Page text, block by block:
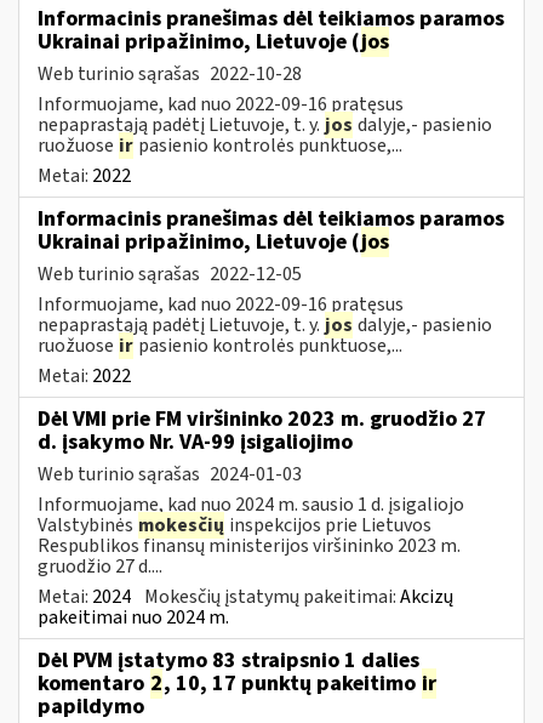
Informacinis pranešimas dėl teikiamos paramos
Ukrainai pripažinimo, Lietuvoje (jos
Web turinio sąrašas 2022-10-28
Informuojame, kad nuo 2022-09-16 pratęsus
nepaprastąją padėtį Lietuvoje, t. y. jos dalyje,- pasienio
ruožuose ir pasienio kontrolės punktuose,...
Metai: 2022
Informacinis pranešimas dėl teikiamos paramos
Ukrainai pripažinimo, Lietuvoje (jos
Web turinio sąrašas 2022-12-05
Informuojame, kad nuo 2022-09-16 pratęsus
nepaprastąją padėtį Lietuvoje, t. y. jos dalyje,- pasienio
ruožuose ir pasienio kontrolės punktuose,...
Metai: 2022
Dėl VMI prie FM viršininko 2023 m. gruodžio 27
d. įsakymo Nr. VA-99 įsigaliojimo
Web turinio sąrašas 2024-01-03
Informuojame, kad nuo 2024 m. sausio 1 d. įsigaliojo
Valstybinės mokesčių inspekcijos prie Lietuvos
Respublikos finansų ministerijos viršininko 2023 m.
gruodžio 27 d....
Metai: 2024 Mokesčių įstatymų pakeitimai:Akcizų
pakeitimai nuo 2024 m.
Dėl PVM įstatymo 83 straipsnio 1 dalies
komentaro 2, 10, 17 punktų pakeitimo ir
papildymo